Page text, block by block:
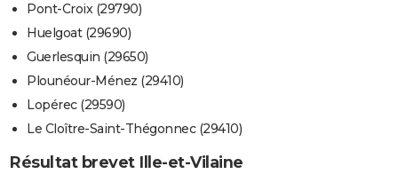
Pont-Croix (29790)
Huelgoat (29690)
Guerlesquin (29650)
Plounéour-Ménez (29410)
Lopérec (29590)
Le Cloître-Saint-Thégonnec (29410)
Résultat brevet Ille-et-Vilaine